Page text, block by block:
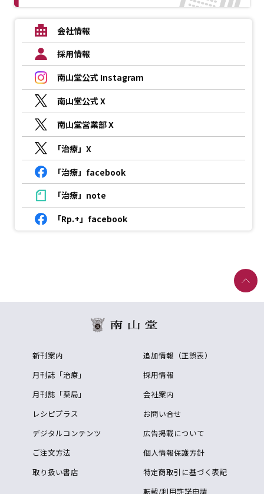
会社情報
採用情報
南山堂公式 Instagram
南山堂公式 X
南山堂営業部 X
「治療」X
「治療」facebook
「治療」note
「Rp.+」facebook
新刊案内
月刊誌「治療」
月刊誌「薬局」
レシピプラス
デジタルコンテンツ
ご注文方法
取り扱い書店
追加情報（正誤表）
採用情報
会社案内
お問い合せ
広告掲載について
個人情報保護方針
特定商取引に基づく表記
転載/利用許諾申請